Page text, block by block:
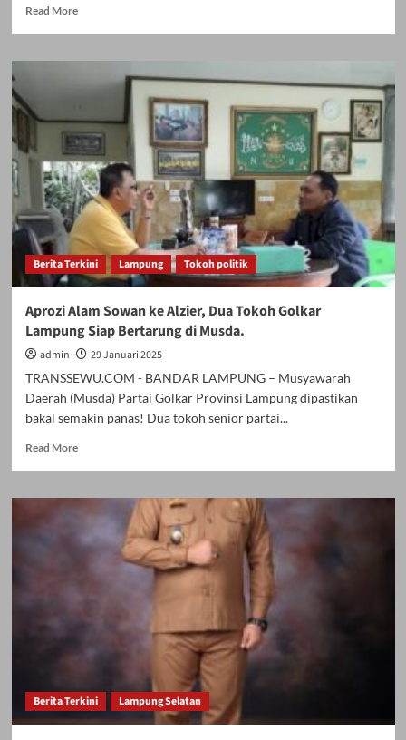
Read MoreRead
Polda
Lampung
Pembagian
Angpau
di
Teluk
Betung
Berita Terkini Lampung Tokoh politik
Aprozi Alam Sowan ke Alzier, Dua Tokoh Golkar
Lampung Siap Bertarung di Musda.
admin
29 Januari 2025
TRANSSEWU.COM - BANDAR LAMPUNG – Musyawarah
Daerah (Musda) Partai Golkar Provinsi Lampung dipastikan
bakal semakin panas! Dua tokoh senior partai...
Read MoreRead
Aprozi
Alam
ke
Lampung
Musda.
Berita Terkini Lampung Selatan